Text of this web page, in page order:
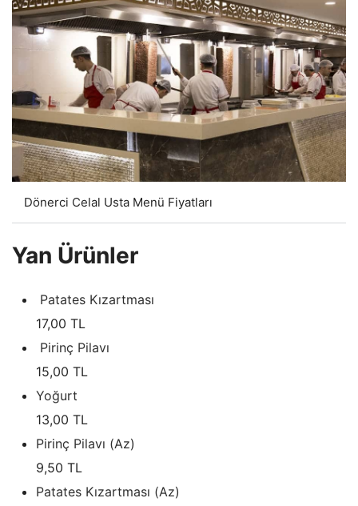
Dönerci Celal Usta Menü Fiyatları
Yan Ürünler
Patates Kızartması
17,00 TL
Pirinç Pilavı
15,00 TL
Yoğurt
13,00 TL
Pirinç Pilavı (Az)
9,50 TL
Patates Kızartması (Az)